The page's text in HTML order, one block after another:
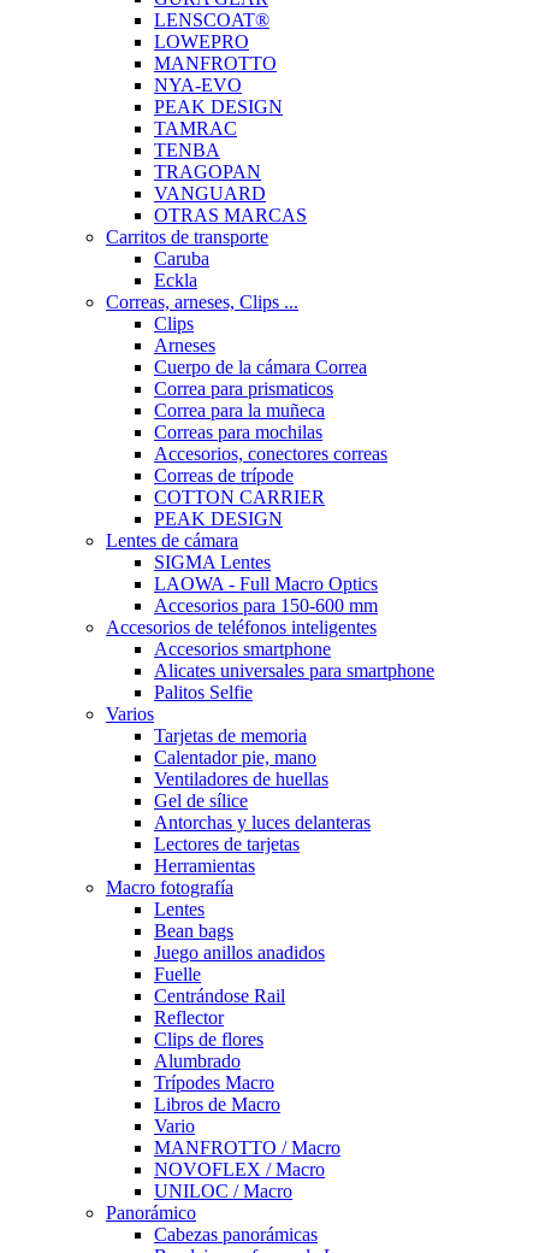
LENSCOAT®
LOWEPRO
MANFROTTO
NYA-EVO
PEAK DESIGN
TAMRAC
TENBA
TRAGOPAN
VANGUARD
OTRAS MARCAS
Carritos de transporte
Caruba
Eckla
Correas, arneses, Clips ...
Clips
Arneses
Cuerpo de la cámara Correa
Correa para prismaticos
Correa para la muñeca
Correas para mochilas
Accesorios, conectores correas
Correas de trípode
COTTON CARRIER
PEAK DESIGN
Lentes de cámara
SIGMA Lentes
LAOWA - Full Macro Optics
Accesorios para 150-600 mm
Accesorios de teléfonos inteligentes
Accesorios smartphone
Alicates universales para smartphone
Palitos Selfie
Varios
Tarjetas de memoria
Calentador pie, mano
Ventiladores de huellas
Gel de sílice
Antorchas y luces delanteras
Lectores de tarjetas
Herramientas
Macro fotografía
Lentes
Bean bags
Juego anillos anadidos
Fuelle
Centrándose Rail
Reflector
Clips de flores
Alumbrado
Trípodes Macro
Libros de Macro
Vario
MANFROTTO / Macro
NOVOFLEX / Macro
UNILOC / Macro
Panorámico
Cabezas panorámicas